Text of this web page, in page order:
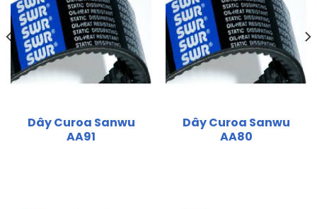
Dây Curoa Sanwu
AA91
Dây Curoa Sanwu
AA80